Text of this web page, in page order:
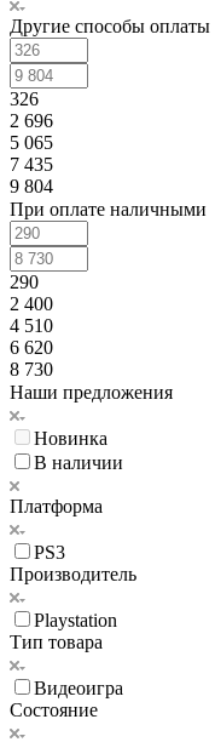
Другие способы оплаты
326
2 696
5 065
7 435
9 804
При оплате наличными
290
2 400
4 510
6 620
8 730
Наши предложения
Новинка
В наличии
Платформа
PS3
Производитель
Playstation
Тип товара
Видеоигра
Состояние